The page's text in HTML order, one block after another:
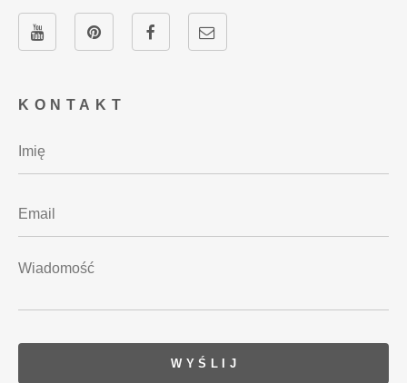
KONTAKT